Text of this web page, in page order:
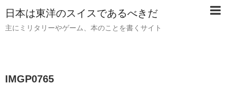
日本は東洋のスイスであるべきだ
主にミリタリーやゲーム、本のことを書くサイト
IMGP0765